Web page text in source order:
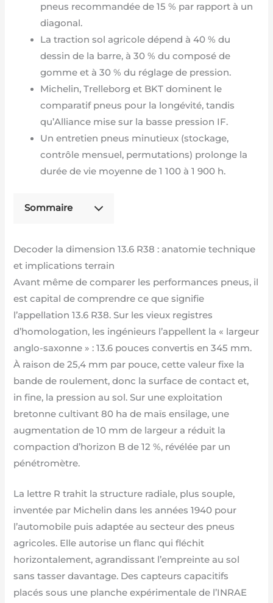
pneus recommandée de 15 % par rapport à un
diagonal.
La traction sol agricole dépend à 40 % du
dessin de la barre, à 30 % du composé de
gomme et à 30 % du réglage de pression.
Michelin, Trelleborg et BKT dominent le
comparatif pneus pour la longévité, tandis
qu’Alliance mise sur la basse pression IF.
Un entretien pneus minutieux (stockage,
contrôle mensuel, permutations) prolonge la
durée de vie moyenne de 1 100 à 1 900 h.
Sommaire
Decoder la dimension 13.6 R38 : anatomie technique
et implications terrain
Avant même de comparer les performances pneus, il
est capital de comprendre ce que signifie
l’appellation 13.6 R38. Sur les vieux registres
d’homologation, les ingénieurs l’appellent la « largeur
anglo-saxonne » : 13.6 pouces convertis en 345 mm.
À raison de 25,4 mm par pouce, cette valeur fixe la
bande de roulement, donc la surface de contact et,
in fine, la pression au sol. Sur une exploitation
bretonne cultivant 80 ha de maïs ensilage, une
augmentation de 10 mm de largeur a réduit la
compaction d’horizon B de 12 %, révélée par un
pénétromètre.
La lettre R trahit la structure radiale, plus souple,
inventée par Michelin dans les années 1940 pour
l’automobile puis adaptée au secteur des pneus
agricoles. Elle autorise un flanc qui fléchit
horizontalement, agrandissant l’empreinte au sol
sans tasser davantage. Des capteurs capacitifs
placés sous une planche expérimentale de l’INRAE